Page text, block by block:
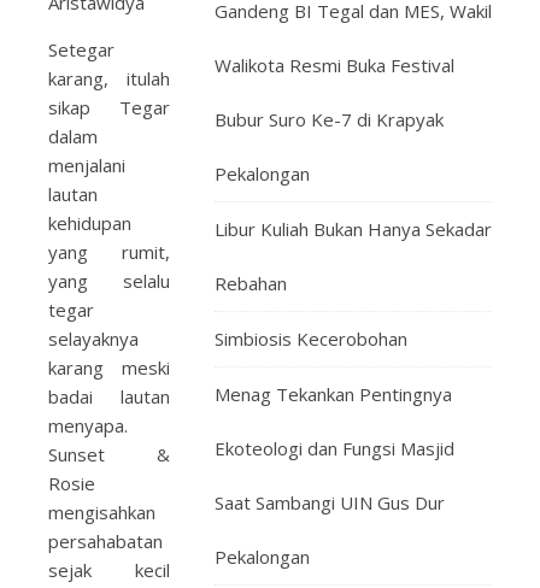
Setegar
karang, itulah
sikap Tegar
dalam
menjalani
lautan
kehidupan
yang rumit,
yang selalu
tegar
selayaknya
karang meski
badai lautan
menyapa.
Sunset &
Rosie
mengisahkan
persahabatan
sejak kecil
Gandeng BI Tegal dan MES, Wakil
Walikota Resmi Buka Festival
Bubur Suro Ke-7 di Krapyak
Pekalongan
Libur Kuliah Bukan Hanya Sekadar
Rebahan
Simbiosis Kecerobohan
Menag Tekankan Pentingnya
Ekoteologi dan Fungsi Masjid
Saat Sambangi UIN Gus Dur
Pekalongan